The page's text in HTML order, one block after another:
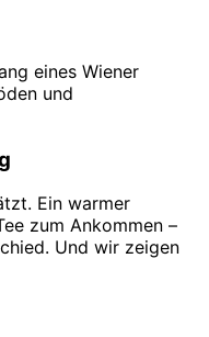
eines Wiener
und
Ein warmer
zum Ankommen –
Und wir zeigen